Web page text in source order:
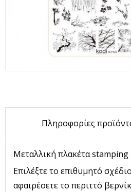
Πληροφορίες
Μεταλλική πλακέτα stamping
Επιλέξτε το επιθυμητό
αφαιρέσετε το περιττό